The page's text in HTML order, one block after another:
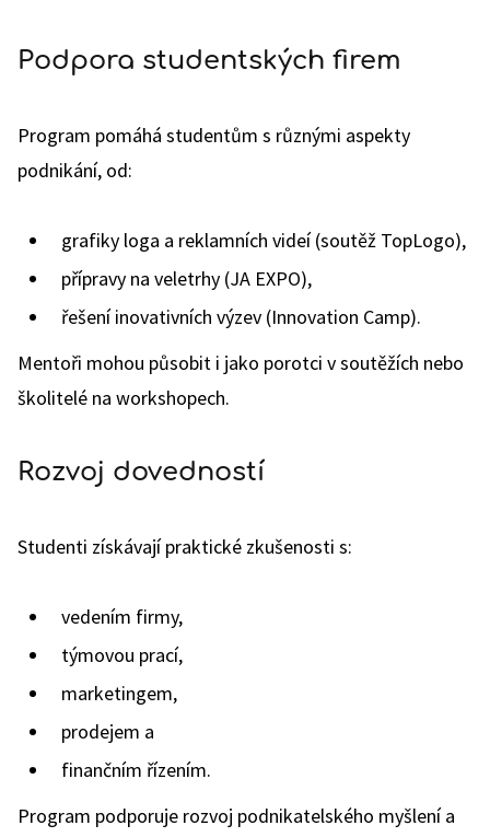
Podpora studentských firem
Program pomáhá studentům s různými aspekty
podnikání, od:
grafiky loga a reklamních videí (soutěž TopLogo),
přípravy na veletrhy (JA EXPO),
řešení inovativních výzev (Innovation Camp).
Mentoři mohou působit i jako porotci v soutěžích nebo
školitelé na workshopech.
Rozvoj dovedností
Studenti získávají praktické zkušenosti s:
vedením firmy,
týmovou prací,
marketingem,
prodejem a
finančním řízením.
Program podporuje rozvoj podnikatelského myšlení a